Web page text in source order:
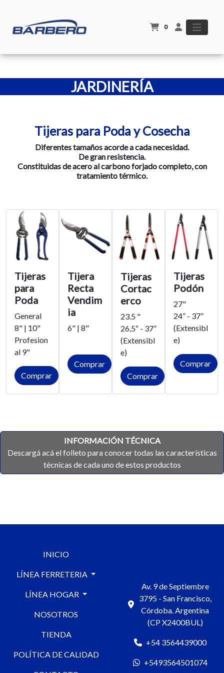
0
JARDINERÍA
Tijeras para Poda y Cosecha
Diferentes tamaños acorde a cada necesidad.
De gran resistencia.
Constituidas de acero al carbono forjadocompleto, con
tratamiento térmico.
Tijeras
para
Poda
General
8" | 10"
Profesion
al 9"
Comprar
Tijera
Recta
Vendim
ia
6" | 8"
Comprar
Tijeras
Cortac
erco
23.5 "
26,5“ - 37”
(Extensibl
e)
Comprar
Tijeras
Podón
27"
24” - 37”
(Extensibl
e)
Comprar
INFORMACIÓN TÉCNICA
Descargá acá el folleto para conocer todas las características
técnicas de cada uno de estos productos
INICIO
LÍNEA FERRETERIA
LÍNEA HOGAR
NOSOTROS
TIENDA
POLÍTICA DE CALIDAD
Av. 9 de Septiembre
3795 - San Francisco,
Córdoba. Argentina
(CP X2400BUL)
+54 3564439000
+5493564501074